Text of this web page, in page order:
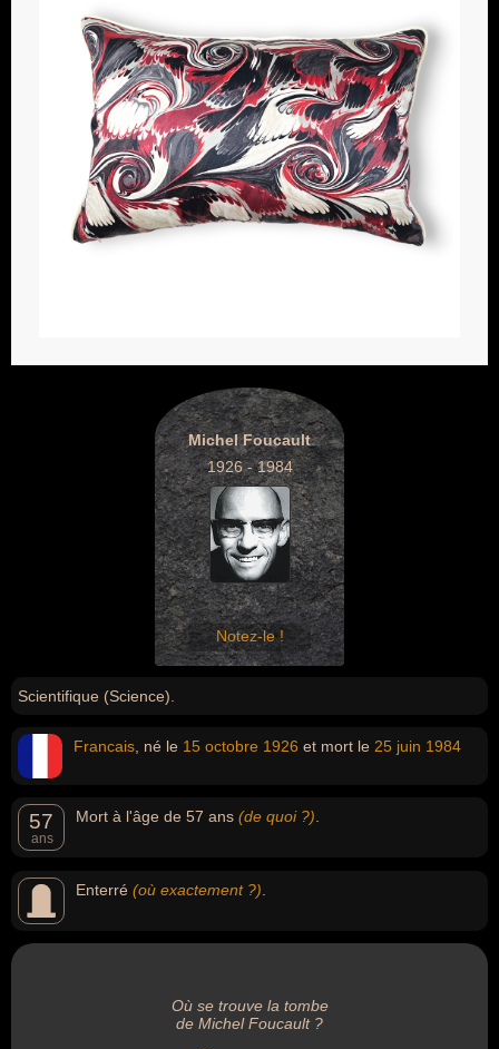
Michel Foucault
1926 - 1984
Notez-le !
Scientifique (Science).
Francais , né le 15 octobre 1926 et mort le 25 juin 1984
57
ans
Mort à l'âge de 57 ans (de quoi ?)
Enterré (où exactement ?)
Où se trouve la tombe
de Michel Foucault ?